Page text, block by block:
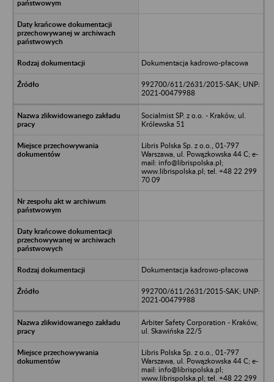
Dokumentacja kadrowo-płacowa
992700/611/2631/2015-SAK; UNP:
2021-00479988
Socialmist SP. z o.o. - Kraków, ul.
Królewska 51
Libris Polska Sp. z o.o., 01-797
Warszawa, ul. Powązkowska 44 C; e-
mail: info@librispolska.pl;
www.librispolska.pl; tel. +48 22 299
70 09
Dokumentacja kadrowo-płacowa
992700/611/2631/2015-SAK; UNP:
2021-00479988
Arbiter Safety Corporation - Kraków,
ul. Skawińska 22/5
Libris Polska Sp. z o.o., 01-797
Warszawa, ul. Powązkowska 44 C; e-
mail: info@librispolska.pl;
www.librispolska.pl; tel. +48 22 299